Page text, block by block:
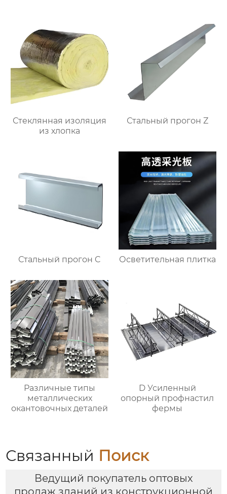
Стеклянная изоляция
из хлопка
Стальный прогон Z
Стальный прогон C Осветительная плитка
Различные типы
металлических
окантовочных деталей
D Усиленный
опорный профнастил
фермы
Связанный Поиск
Ведущий покупатель оптовых
продаж зданий из конструкционной